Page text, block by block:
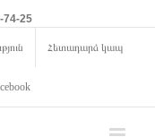
25
Հետադարձ կապ